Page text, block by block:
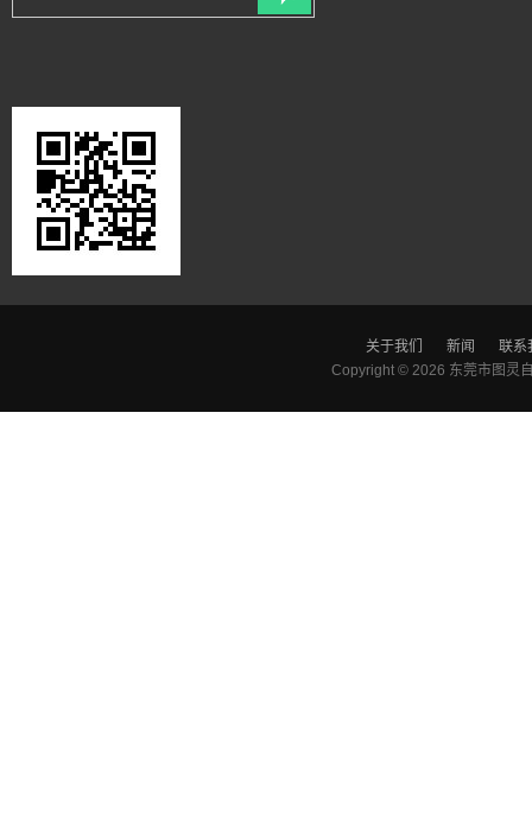
关于我们 新闻
联系
Copyright © 2026 东莞市图灵